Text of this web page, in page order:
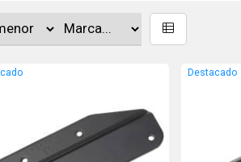
Destacado